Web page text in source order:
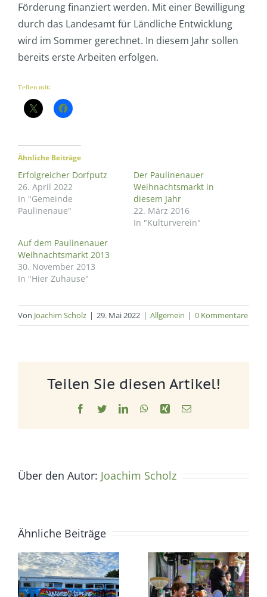
Förderung finanziert werden. Mit einer Bewilligung
durch das Landesamt für Ländliche Entwicklung
wird im Sommer gerechnet. In diesem Jahr sollen
bereits erste Arbeiten erfolgen.
Teilen mit:
Ähnliche Beiträge
Erfolgreicher Dorfputz
26. April 2022
In "Gemeinde
Paulinenaue"
Der Paulinenauer
Weihnachtsmarkt in
diesem Jahr
22. März 2016
In "Kulturverein"
Auf dem Paulinenauer
Weihnachtsmarkt 2013
30. November 2013
In "Hier Zuhause"
Von Joachim Scholz | 29. Mai 2022 | Allgemein | 0 Kommentare
Teilen Sie diesen Artikel!
Facebook
TwitterLinkedInWhatsApp
Xing E-
Über den Autor: Joachim Scholz
Ähnliche Beiträge